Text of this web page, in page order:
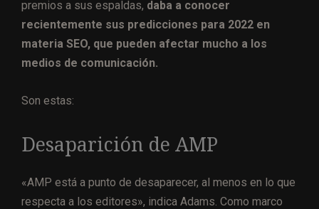
premios a sus espaldas, daba a conocer
recientemente sus predicciones para 2022 en
materia SEO, que pueden afectar mucho a los
medios de comunicación.
Son estas:
Desaparición de AMP
«AMP está a punto de desaparecer, al menos en lo que
respecta a los editores», indica Adams. Como marco